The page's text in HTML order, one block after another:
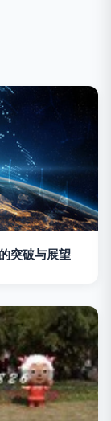
突破与展望